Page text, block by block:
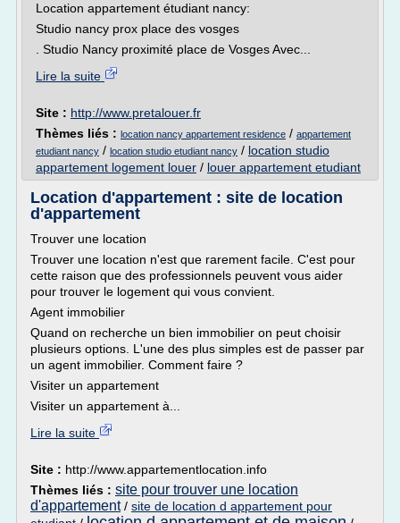
Location appartement étudiant nancy:
Studio nancy prox place des vosges
. Studio Nancy proximité place de Vosges Avec...
Lire la suite
Site : http://www.pretalouer.fr
Thèmes liés : location nancy appartement residence / appartement
etudiant nancy / location studio etudiant nancy / location studio
appartement logement louer / louer appartement etudiant
Location d'appartement : site de location
d'appartement
Trouver une location
Trouver une location n'est que rarement facile. C'est pour
cette raison que des professionnels peuvent vous aider
pour trouver le logement qui vous convient.
Agent immobilier
Quand on recherche un bien immobilier on peut choisir
plusieurs options. L'une des plus simples est de passer par
un agent immobilier. Comment faire ?
Visiter un appartement
Visiter un appartement à...
Lire la suite
Site : http://www.appartementlocation.info
Thèmes liés : site pour trouver une location
d'appartement/ site de location d appartement pour